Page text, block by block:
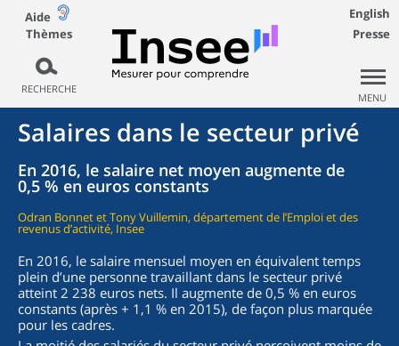
Aide
Thèmes
RECHERCHE
English
Presse
MENU
Salaires dans le secteur privé
En 2016, le salaire net moyen augmente de
0,5 % en euros constants
Odran Bonnet et Tony Vuillemin, département de l’Emploi et des
revenus d’activité, Insee
En 2016, le salaire mensuel moyen en équivalent temps
plein d’une personne travaillant dans le secteur privé
atteint 2 238 euros nets. Il augmente de 0,5 % en euros
constants (après + 1,1 % en 2015), de façon plus marquée
pour les cadres.